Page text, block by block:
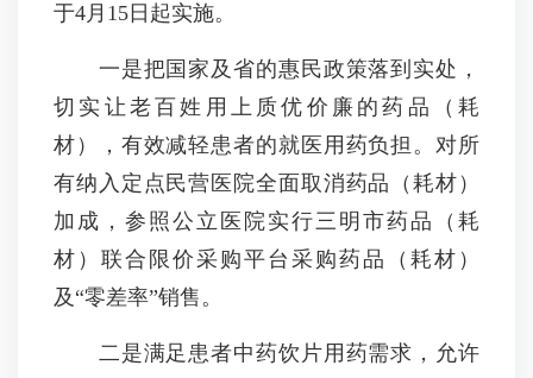
于4月15日起实施。
一是把国家及省的惠民政策落到实处，
切实让老百姓用上质优价廉的药品（耗
材），有效减轻患者的就医用药负担。对所
有纳入定点民营医院全面取消药品（耗材）
加成，参照公立医院实行三明市药品（耗
材）联合限价采购平台采购药品（耗材）
及“零差率”销售。
二是满足患者中药饮片用药需求，允许